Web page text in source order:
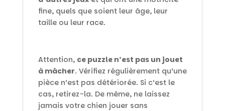
fine, quels que soient leur âge, leur
taille ou leur race.
Attention, ce puzzle n’est pas un jouet
à mâcher. Vérifiez régulièrement qu’une
pièce n’est pas détériorée. Si c’est le
cas, retirez-la. De même, ne laissez
jamais votre chien jouer sans